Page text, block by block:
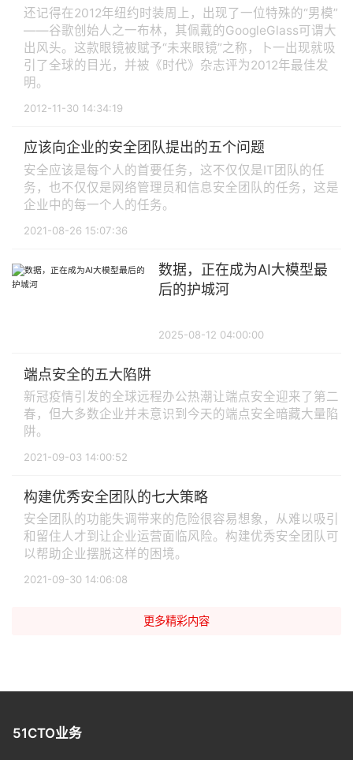
还记得在2012年纽约时装周上，出现了一位特殊的“男模”
——谷歌创始人之一布林，其佩戴的GoogleGlass可谓大
出风头。这款眼镜被赋予“未来眼镜”之称，卜一出现就吸
引了全球的目光，并被《时代》杂志评为2012年最佳发
明。
2012-11-30 14:34:19
应该向企业的安全团队提出的五个问题
安全应该是每个人的首要任务，这不仅仅是IT团队的任
务，也不仅仅是网络管理员和信息安全团队的任务，这是
企业中的每一个人的任务。
2021-08-26 15:07:36
数据，正在成为AI大模型最
后的护城河
2025-08-12 04:00:00
端点安全的五大陷阱
新冠疫情引发的全球远程办公热潮让端点安全迎来了第二
春，但大多数企业并未意识到今天的端点安全暗藏大量陷
阱。
2021-09-03 14:00:52
构建优秀安全团队的七大策略
安全团队的功能失调带来的危险很容易想象，从难以吸引
和留住人才到让企业运营面临风险。构建优秀安全团队可
以帮助企业摆脱这样的困境。
2021-09-30 14:06:08
更多精彩内容
51CTO业务